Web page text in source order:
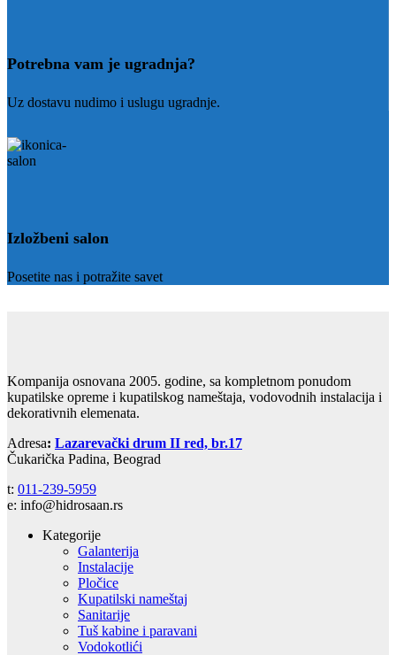
Potrebna vam je ugradnja?
Uz dostavu nudimo i uslugu ugradnje.
Izložbeni salon
Posetite nas i potražite savet
Kompanija osnovana 2005. godine, sa kompletnom ponudom
kupatilske opreme i kupatilskog nameštaja, vodovodnih instalacija i
dekorativnih elemenata.
Adresa: Lazarevački drum II red, br.17
Čukarička Padina, Beograd
t: 011-239-5959
e: info@hidrosaan.rs
Kategorije
Galanterija
Instalacije
Pločice
Kupatilski nameštaj
Sanitarije
Tuš kabine i paravani
Vodokotlići